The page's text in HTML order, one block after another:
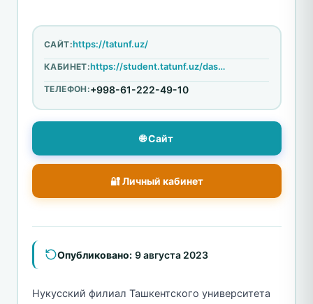
САЙТ:https://tatunf.uz/
КАБИНЕТ: https://student.tatunf.uz/dashboard/login
ТЕЛЕФОН:+998-61-222-49-10
🌐 Сайт
🔐 Личный кабинет
Опубликовано: 9 августа 2023
Нукусский филиал Ташкентского университета